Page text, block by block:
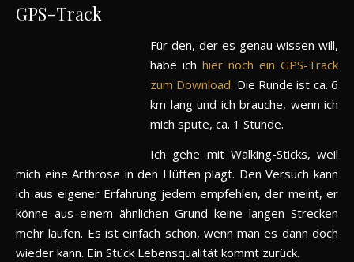
GPS-Track
Für den, der es genau wissen will,
habe ich hier noch ein GPS-Track
zum Download. Die Runde ist ca. 6
km lang und ich brauche, wenn ich
mich spute, ca. 1 Stunde.
Ich gehe mit Walking-Sticks, weil
mich eine Arthrose in den Hüften plagt. Den Versuch kann
ich aus eigener Erfahrung jedem empfehlen, der meint, er
könne aus einem ähnlichen Grund keine langen Strecken
mehr laufen. Es ist einfach schön, wenn man es dann doch
wieder kann. Ein Stück Lebensqualität kommt zurück.